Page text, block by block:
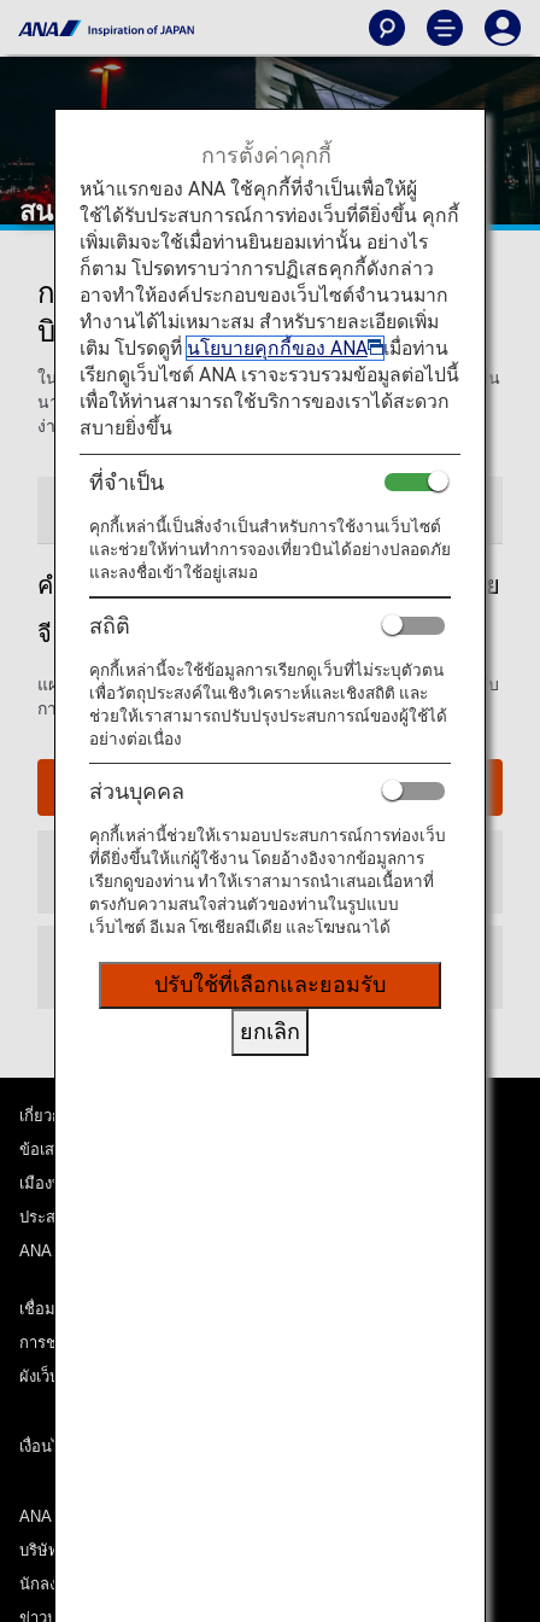
สนามบินนานาชาติต้าเหลียนจูชุยจี
การเดินทางมายังและออกจากสนาม
บินนานาชาติต้าเหลียนจูชุยจี
ในหน้านี้ ท่านจะได้พบข้อมูลที่ต้องการเพื่อเดินทางไปยังสนามบิน
นานาชาติต้าเหลียนจูชุยจีและไปยังจุดหมายของท่านได้อย่าง
ง่ายดาย
คำแนะนำสนามบิน
คำแนะนำสู่สนามบินนานาชาติต้าเหลียนจูชุย
จี
แผนที่อาคารผู้โดยสารขาเข้าและขาออก และข้อมูลอื่นๆ สำหรับ
การนำทางในสนามบินนานาชาติต้าเหลียนของประเทศจีน
เว็บไซต์สนามบินนานาชาติต้าเหลียนจูชุยจี
อาคารผู้โดยสารขาเข้า
อาคารผู้โดยสารขาออก
เกี่ยวกับ ANA
ข้อเสนอและประกาศ
เมืองที่เราเดินทางไป
ประสบการณ์ ANA
ANA Mileage Club
เชื่อมต่อกับ ANA
การช่วยเหลือด้านเทคนิค (ความสามารถในการเข้าถึง)
ผังเว็บไซต์
เงื่อนไขการขนส่ง
ANA Group
บริษัทในเครือ
นักลงทุนสัมพันธ์
ข่าวประชาสัมพันธ์
การตั้งค่าคุกกี้
หน้าแรกของ ANA ใช้คุกกี้ที่จำเป็นเพื่อให้ผู้
ใช้ได้รับประสบการณ์การท่องเว็บที่ดียิ่งขึ้น คุกกี้
เพิ่มเติมจะใช้เมื่อท่านยินยอมเท่านั้น อย่างไร
ก็ตาม โปรดทราบว่าการปฏิเสธคุกกี้ดังกล่าว
อาจทำให้องค์ประกอบของเว็บไซต์จำนวนมาก
ทำงานได้ไม่เหมาะสม สำหรับรายละเอียดเพิ่ม
เติม โปรดดูที่ นโยบายคุกกี้ของ ANA
เมื่อท่าน
เรียกดูเว็บไซต์ ANA เราจะรวบรวมข้อมูลต่อไปนี้
เพื่อให้ท่านสามารถใช้บริการของเราได้สะดวก
สบายยิ่งขึ้น
ที่จำเป็น
คุกกี้เหล่านี้เป็นสิ่งจำเป็นสำหรับการใช้งานเว็บไซต์
และช่วยให้ท่านทำการจองเที่ยวบินได้อย่างปลอดภัย
และลงชื่อเข้าใช้อยู่เสมอ
สถิติ
คุกกี้เหล่านี้จะใช้ข้อมูลการเรียกดูเว็บที่ไม่ระบุตัวตน
เพื่อวัตถุประสงค์ในเชิงวิเคราะห์และเชิงสถิติ และ
ช่วยให้เราสามารถปรับปรุงประสบการณ์ของผู้ใช้ได้
อย่างต่อเนื่อง
ส่วนบุคคล
คุกกี้เหล่านี้ช่วยให้เรามอบประสบการณ์การท่องเว็บ
ที่ดียิ่งขึ้นให้แก่ผู้ใช้งาน โดยอ้างอิงจากข้อมูลการ
เรียกดูของท่าน ทำให้เราสามารถนำเสนอเนื้อหาที่
ตรงกับความสนใจส่วนตัวของท่านในรูปแบบ
เว็บไซต์ อีเมล โซเชียลมีเดีย และโฆษณาได้
ปรับใช้ที่เลือกและยอมรับ
ยกเลิก